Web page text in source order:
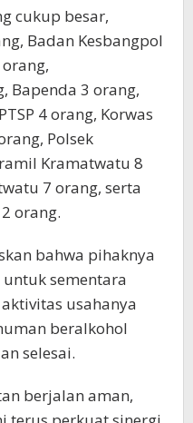
cukup besar,
Badan Kesbangpol
Bapenda 3 orang,
4 orang, Korwas
Polsek
Kramatwatu 8
7 orang, serta
orang.
bahwa pihaknya
sementara
usahanya
beralkohol
selesai.
berjalan aman,